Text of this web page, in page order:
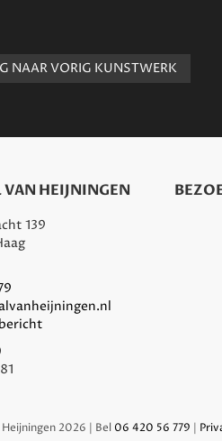
NAAR VORIG KUNSTWERK
HEIJNINGEN
139
2026 | Bel 06 420 56 779 |